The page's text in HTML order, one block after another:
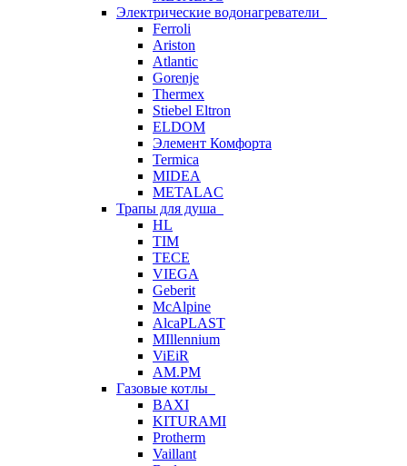
Электрические водонагреватели
Ferroli
Ariston
Atlantic
Gorenje
Thermex
Stiebel Eltron
ELDOM
Элемент Комфорта
Termica
MIDEA
METALAC
Трапы для душа
HL
TIM
TECE
VIEGA
Geberit
McAlpine
AlcaPLAST
MIllennium
ViEiR
AM.PM
Газовые котлы
BAXI
KITURAMI
Protherm
Vaillant